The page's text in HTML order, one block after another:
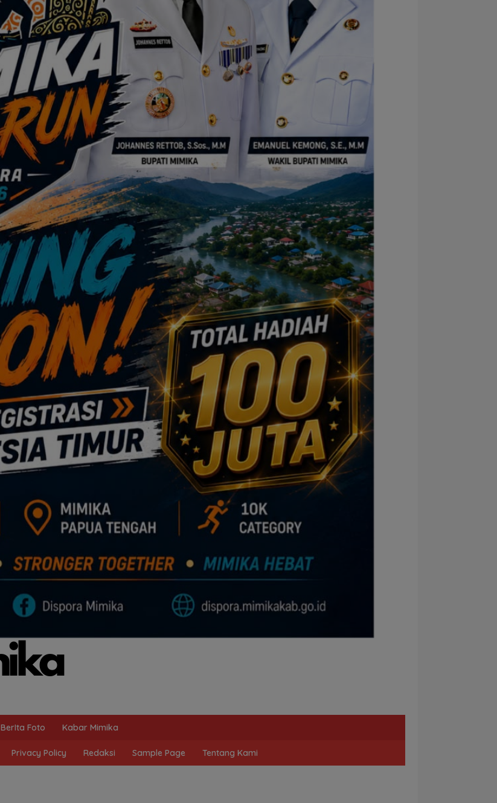
BerIta Foto Kabar Mimika
Privacy Policy Redaksi Sample Page Tentang Kami